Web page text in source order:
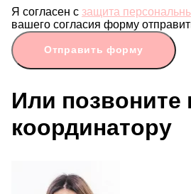
Я согласен с защита
вашего согласия форму
Отправить форму
Или
координатору